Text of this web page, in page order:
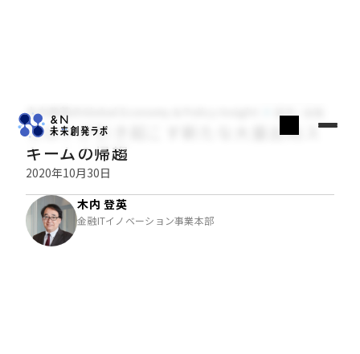
木内登英のGlobal Economy & Policy Insight
コロナが引き起こす新たな大量出向ス
キームの帰趨
2020年10月30日
木内 登英
金融ITイノベーション事業本部